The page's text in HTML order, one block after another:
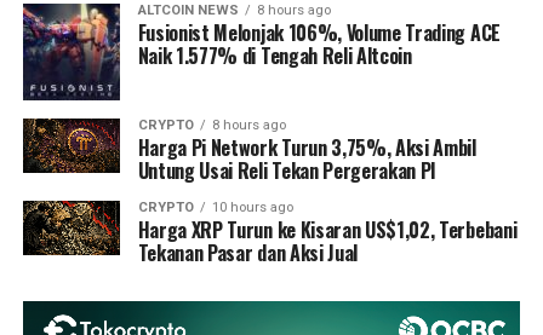
ALTCOIN NEWS 8 hours ago
Fusionist Melonjak 106%, Volume Trading ACE
Naik 1.577% di Tengah Reli Altcoin
CRYPTO 8 hours ago
Harga Pi Network Turun 3,75%, Aksi Ambil
Untung Usai Reli Tekan Pergerakan PI
CRYPTO 10 hours ago
Harga XRP Turun ke Kisaran US$1,02, Terbebani
Tekanan Pasar dan Aksi Jual